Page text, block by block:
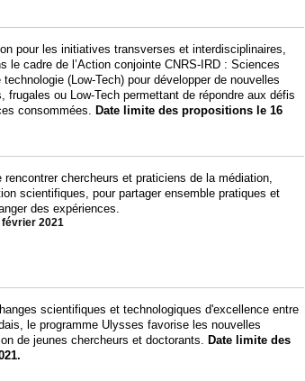
pour les initiatives transverses et interdisciplinaires,
le cadre de l’Action conjointe CNRS-IRD : Sciences
(Low-Tech) pour développer de nouvelles
frugales ou Low-Tech permettant de répondre aux défis
consommées. Date limite des propositions le 16
chercheurs et praticiens de la médiation,
scientifiques, pour partager ensemble pratiques et
des expériences.
2021
scientifiques et technologiques d'excellence entre
le programme Ulysses favorise les nouvelles
de jeunes chercheurs et doctorants. Date limite des